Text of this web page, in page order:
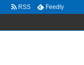
RSS Feedly